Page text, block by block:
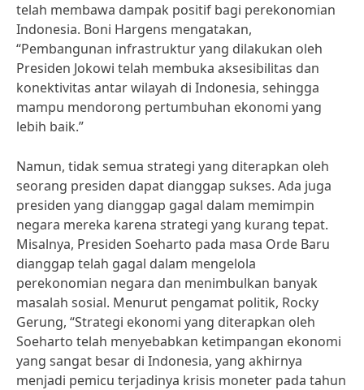
telah membawa dampak positif bagi perekonomian
Indonesia. Boni Hargens mengatakan,
“Pembangunan infrastruktur yang dilakukan oleh
Presiden Jokowi telah membuka aksesibilitas dan
konektivitas antar wilayah di Indonesia, sehingga
mampu mendorong pertumbuhan ekonomi yang
lebih baik.”
Namun, tidak semua strategi yang diterapkan oleh
seorang presiden dapat dianggap sukses. Ada juga
presiden yang dianggap gagal dalam memimpin
negara mereka karena strategi yang kurang tepat.
Misalnya, Presiden Soeharto pada masa Orde Baru
dianggap telah gagal dalam mengelola
perekonomian negara dan menimbulkan banyak
masalah sosial. Menurut pengamat politik, Rocky
Gerung, “Strategi ekonomi yang diterapkan oleh
Soeharto telah menyebabkan ketimpangan ekonomi
yang sangat besar di Indonesia, yang akhirnya
menjadi pemicu terjadinya krisis moneter pada tahun